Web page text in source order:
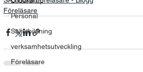
Personal
Säljutbildning
verksamhetsutveckling
Föreläsare
Föreläsare